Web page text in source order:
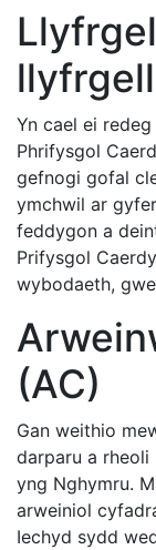
Yn cael ei
Phrifysgol
gefnogi gofal
ymchwil ar
feddygon a
Prifysgol
wybodaeth,
(AC)
Gan weithio
darparu a
yng Nghymru.
arweiniol
Iechyd sydd